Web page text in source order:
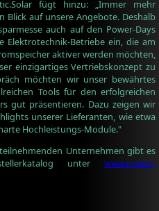
fügt hinzu: „Immer mehr
Blick auf unsere Angebote. Deshalb
auch auf den Power-Days
Elektrotechnik-Betriebe ein, die am
aktiver werden möchten,
einzigartiges Vertriebskonzept zu
möchten wir unser bewährtes
Tools für den erfolgreichen
gut präsentieren. Dazu zeigen wir
unserer Lieferanten, wie etwa
Hochleistungs-Module."
Unternehmen gibt es
unter www.power-